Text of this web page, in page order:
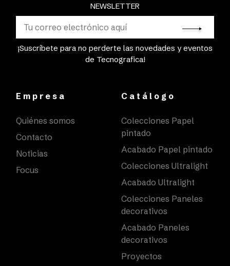
NEWSLETTER
¡Suscríbete para no perderte las novedades y eventos
de Tecnografica!
Empresa
Quiénes somos
Contacto
Noticias
Focus
Catálogo
Colecciones Papel
pintado
Acabado Papel pintado
Colecciones Ultralight
Acabado Ultralight
Colecciones Paneles
decorativos
Acabado Paneles
decorativos
Proyectos